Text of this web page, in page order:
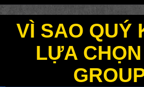
VÌ SAO QUÝ
LỰA